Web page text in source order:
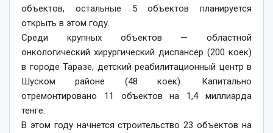
объектов, остальные 5 объектов планируется
открыть в этом году.
​Среди крупных объектов — областной
онкологический хирургический диспансер (200 коек)
в городе Таразе, детский реабилитационный центр в
Шуском районе (48 коек). Капитально
отремонтировано 11 объектов на 1,4 миллиарда
тенге.
​В этом году начнется строительство 23 объектов на